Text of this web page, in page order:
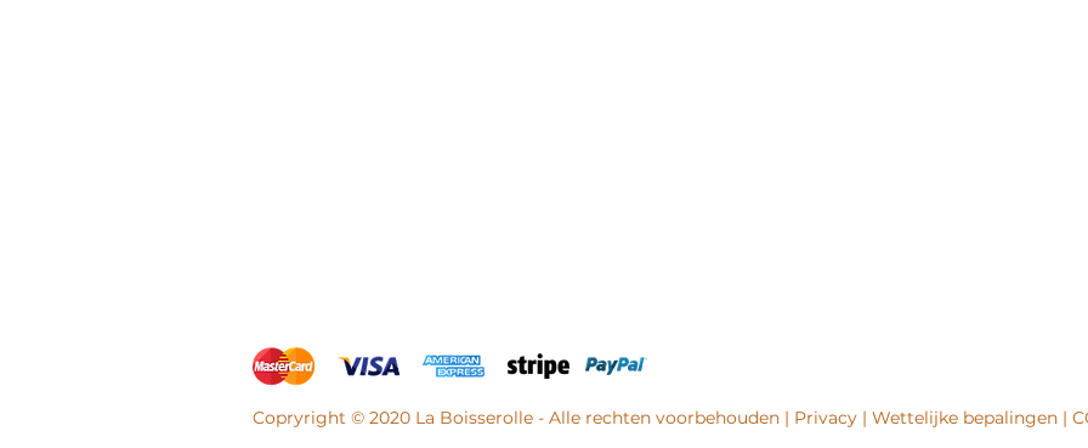
Copryright © 2020 La Boisserolle - Alle rechten voorbehouden | Privacy | Wettelijke bepalingen |